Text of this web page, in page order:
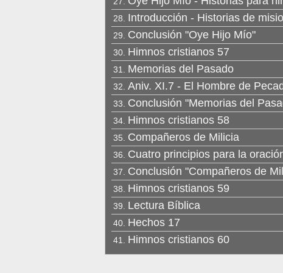
28. Introducción - Historias de
29. Conclusión "Oye Hijo Mío"
30. Himnos cristianos 57
31. Memorias del Pasado
32. Aniv. XI.7 - El Hombre de
33. Conclusión "Memorias del
34. Himnos cristianos 58
35. Compañeros de Milicia
36. Cuatro principios para la
37. Conclusión "Compañeros de
38. Himnos cristianos 59
39. Lectura Bíblica
40. Hechos 17
41. Himnos cristianos 60